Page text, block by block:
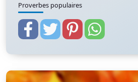
Proverbes populaires